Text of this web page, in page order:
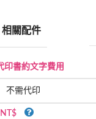
相關配件
印書約文字費用
NT$